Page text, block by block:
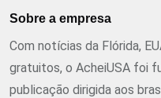
Sobre a empresa
Com notícias da Flórida,
gratuitos, o AcheiUSA foi
publicação dirigida aos